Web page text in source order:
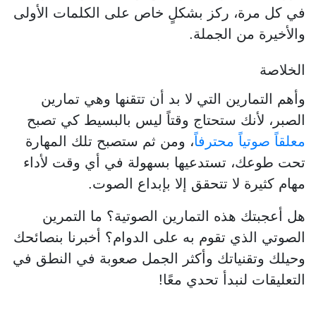
في كل مرة، ركز بشكلٍ خاص على الكلمات الأولى
والأخيرة من الجملة.
الخلاصة
وأهم التمارين التي لا بد أن تتقنها وهي تمارين
الصبر، لأنك ستحتاج وقتاً ليس بالبسيط كي تصبح
معلقاً صوتياً محترفاً، ومن ثم ستصبح تلك المهارة
تحت طوعك، تستدعيها بسهولة في أي وقت لأداء
مهام كثيرة لا تتحقق إلا بإبداع الصوت.
هل أعجبتك هذه التمارين الصوتية؟ ما التمرين
الصوتي الذي تقوم به على الدوام؟ أخبرنا بنصائحك
وحيلك وتقنياتك وأكثر الجمل صعوبة في النطق في
التعليقات لنبدأ تحدي معًا!